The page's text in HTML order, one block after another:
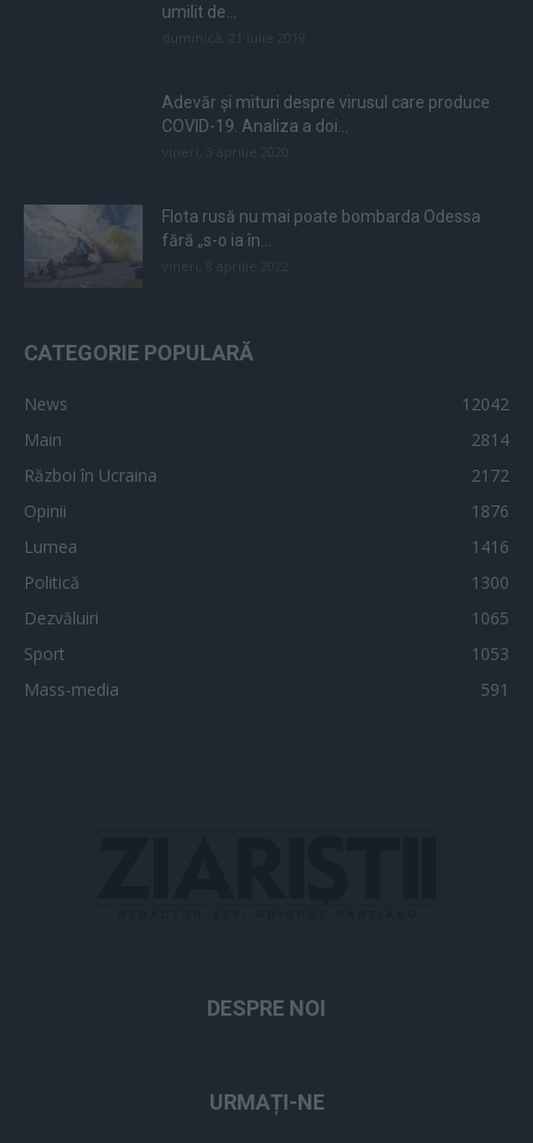
umilit de...
Adevăr și mituri despre virusul care produce
COVID-19. Analiza a doi...
Flota rusă nu mai poate bombarda Odessa
fără „s-o ia în...
CATEGORIE POPULARĂ
News
12042
Main
2814
Război în Ucraina
2172
Opinii
1876
Lumea
1416
Politică
1300
Dezvăluiri
1065
Sport
1053
Mass-media
591
DESPRE NOI
URMAȚI-NE